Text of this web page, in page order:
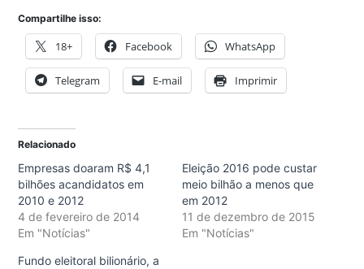
Compartilhe isso:
18+ Facebook WhatsApp
Telegram E-mail Imprimir
Relacionado
Empresas doaram R$ 4,1
bilhões acandidatos em
2010 e 2012
4 de fevereiro de 2014
Em "Notícias"
Eleição 2016 pode custar
meio bilhão a menos que
em 2012
11 de dezembro de 2015
Em "Notícias"
Fundo eleitoral bilionário, a